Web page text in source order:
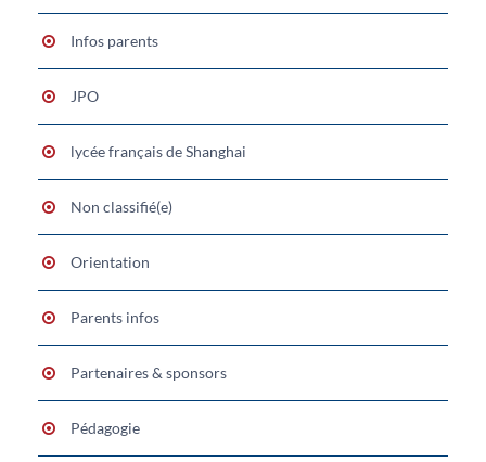
Infos parents
JPO
lycée français de Shanghai
Non classifié(e)
Orientation
Parents infos
Partenaires & sponsors
Pédagogie